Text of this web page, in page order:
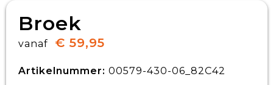
Broek
vanaf € 59,95
Artikelnummer: 00579-430-06_82C42